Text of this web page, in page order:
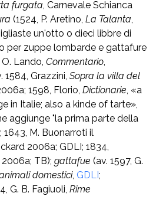
furgata, Carnevale Schianca
(1524, P. Aretino, La Talanta,
un'otto o dieci libbre di
per zuppe lombarde e gattafure
O. Lando, Commentario,
1584, Grazzini, Sopra la villa del
1598, Florio, Dictionarie, «a
in Italie; also a kinde of tarte»,
aggiunge "la prima parte della
M. Buonarroti il
2006a; GDLI; 1834,
TB); gattafue (av. 1597, G.
domestici, GDLI;
G. B. Fagiuoli, Rime